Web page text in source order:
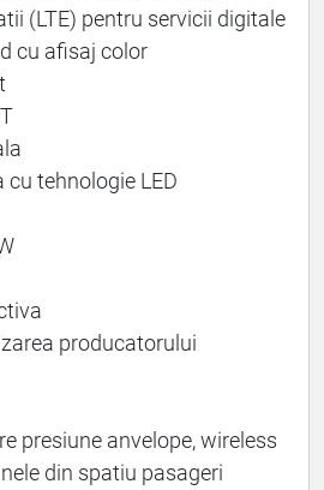
(LTE) pentru servicii digitale
cu afisaj color
tehnologie LED
producatorului
presiune anvelope, wireless
din spatiu pasageri